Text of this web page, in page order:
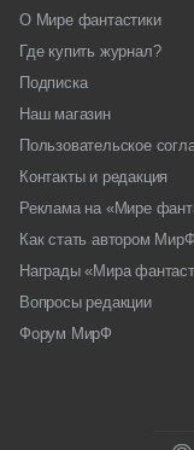
О Мире фантастики
Где купить журнал?
Подписка
Наш магазин
Пользовательское
Контакты и редакция
Реклама на «Мире
Как стать автором МирФ
Награды «Мира
Вопросы редакции
Форум МирФ